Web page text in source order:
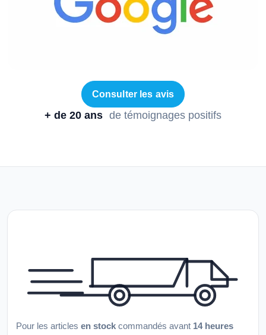
Consulter les avis
+ de 20 ans de témoignages positifs
Pour les articles en stock commandés avant 14 heures